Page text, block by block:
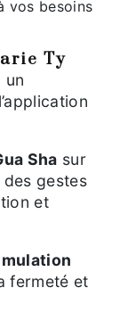
vos besoins
Ty
un
Sha sur
gestes
et
fermeté et